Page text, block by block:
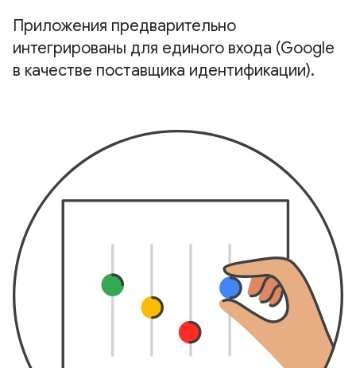
Приложения предварительно
интегрированы для единого входа (Google
в качестве поставщика идентификации).